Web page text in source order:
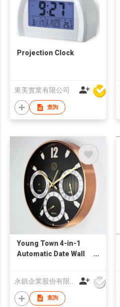
Projection Clock
東美實業有限公司
查詢
Young Town 4-in-1
Automatic Date Wall
查詢